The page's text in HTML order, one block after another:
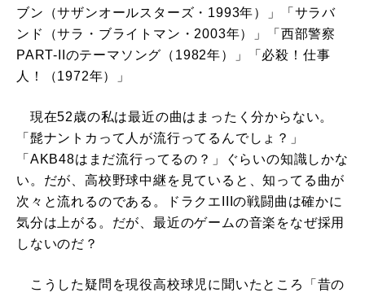
ブン（サザンオールスターズ・1993年）」「サラバ
ンド（サラ・ブライトマン・2003年）」「西部警察
PART-IIのテーマソング（1982年）」「必殺！仕事
人！（1972年）」
現在52歳の私は最近の曲はまったく分からない。
「髭ナントカって人が流行ってるんでしょ？」
「AKB48はまだ流行ってるの？」ぐらいの知識しかな
い。だが、高校野球中継を見ていると、知ってる曲が
次々と流れるのである。ドラクエIIIの戦闘曲は確かに
気分は上がる。だが、最近のゲームの音楽をなぜ採用
しないのだ？
こうした疑問を現役高校球児に聞いたところ「昔の